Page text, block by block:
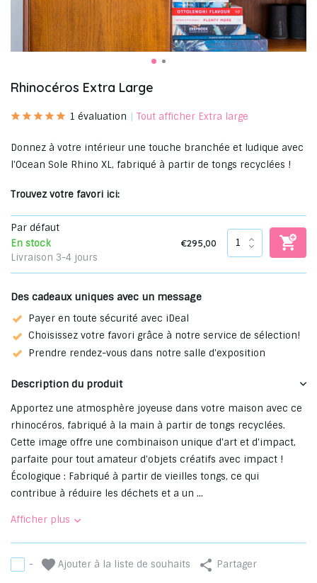
Rhinocéros Extra Large
1 évaluation Tout afficher Extra large
Donnez à votre intérieur une touche branchée et ludique avec
l'Ocean Sole Rhino XL, fabriqué à partir de tongs recyclées !
Trouvez votre favori ici:
Par défaut
En stock
Livraison 3-4 jours
€295,00
Des cadeaux uniques avec un message
Payer en toute sécurité avec iDeal
Choisissez votre favori grâce à notre service de sélection!
Prendre rendez-vous dans notre salle d'exposition
Description du produit
Apportez une atmosphère joyeuse dans votre maison avec ce
rhinocéros, fabriqué à la main à partir de tongs recyclées.
Cette image offre une combinaison unique d'art et d'impact,
parfaite pour tout amateur d'objets créatifs avec impact !
Écologique : Fabriqué à partir de vieilles tongs, ce qui
contribue à réduire les déchets et a un ...
Afficher plus
- Ajouter à la liste de souhaits Partager